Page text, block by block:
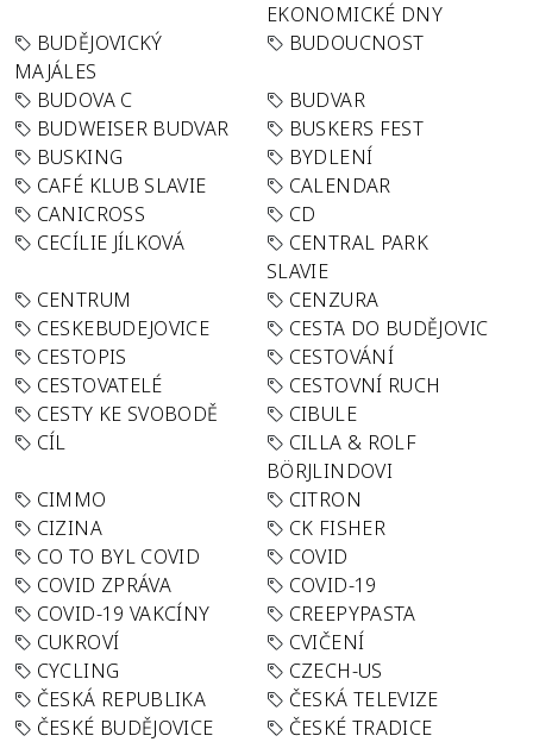
EKONOMICKÉ DNY
BUDĚJOVICKÝ
MAJÁLES
BUDOUCNOST
BUDOVA C
BUDVAR
BUDWEISER BUDVAR
BUSKERS FEST
BUSKING
BYDLENÍ
CAFÉ KLUB SLAVIE
CALENDAR
CANICROSS
CD
CECÍLIE JÍLKOVÁ
CENTRAL PARK
SLAVIE
CENTRUM
CENZURA
CESKEBUDEJOVICE
CESTA DO BUDĚJOVIC
CESTOPIS
CESTOVÁNÍ
CESTOVATELÉ
CESTOVNÍ RUCH
CESTY KE SVOBODĚ
CIBULE
CÍL
CILLA & ROLF
BÖRJLINDOVI
CIMMO
CITRON
CIZINA
CK FISHER
CO TO BYL COVID
COVID
COVID ZPRÁVA
COVID-19
COVID-19 VAKCÍNY
CREEPYPASTA
CUKROVÍ
CVIČENÍ
CYCLING
CZECH-US
ČESKÁ REPUBLIKA
ČESKÁ TELEVIZE
ČESKÉ BUDĚJOVICE
ČESKÉ TRADICE